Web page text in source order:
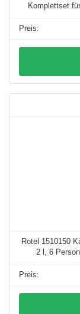
Komplettset
Rotel 1510150
2 l, 6